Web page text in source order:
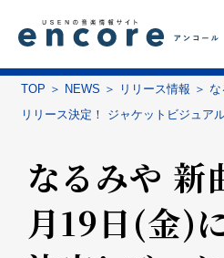
TOP NEWS リリース情報
な
リリース決定！ ジャケットビジュア
なるみや 新
月19日(金)